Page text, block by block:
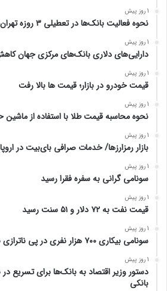
1 روز پیش
نحوه فعالیت بانک‌ها در تعطیلی ۳ روزه تهران
1 روز پیش
دارایی‌های دلاری بانک‌های مرکزی جهان
1 روز پیش
قیمت خودرو در بازار؛ قیمت ها بالا رفت
1 روز پیش
نحوه محاسبه قیمت طلا با استفاده از
1 روز پیش
بازار رمزارزها/ خدمات صرافی بای‌بیت در
1 روز پیش
سونامی گرانی به سفره فقرا رسید
1 روز پیش
قیمت نفت به ۷۲ دلار و ۵۱ سنت رسید
1 روز پیش
سونامی بیکاری ۷۰۰ هزار نفری در پی ناترازی برق صنایع
1 روز پیش
دستور وزیر اقتصاد به بانک‌ها برای تسریع
بانکی